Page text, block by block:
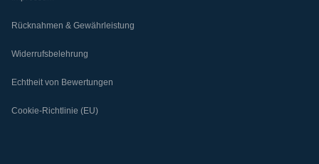
Rücknahmen & Gewährleistung
Widerrufsbelehrung
Echtheit von Bewertungen
Cookie-Richtlinie (EU)